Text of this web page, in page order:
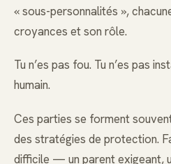
« sous-personnalités »,
croyances et son rôle.
Tu n’es pas fou. Tu n’es pas
humain.
Ces parties se forment
des stratégies de protection.
difficile — un parent exigeant,